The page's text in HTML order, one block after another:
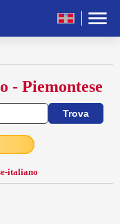
- Piemontese
italiano